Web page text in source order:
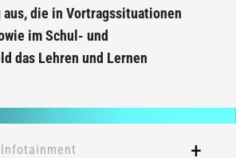
die in Vortragssituationen
im Schul- und
das Lehren und Lernen